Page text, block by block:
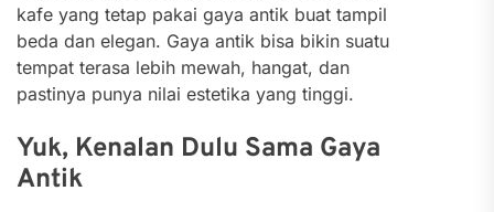
kafe yang tetap pakai gaya antik buat tampil
beda dan elegan. Gaya antik bisa bikin suatu
tempat terasa lebih mewah, hangat, dan
pastinya punya nilai estetika yang tinggi.
Yuk, Kenalan Dulu Sama Gaya
Antik